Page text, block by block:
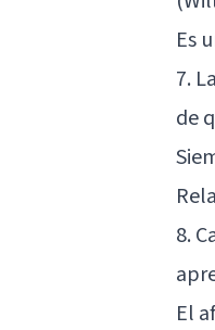
Es
7.
de
8.
El